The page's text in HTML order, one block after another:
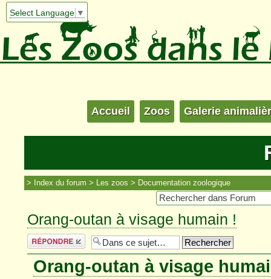
Select Language ▼
Accueil Zoos Galerie
Index du forum Les zoos Documentation zoologique
Orang-outan à visage humain !
Répondre
Orang-outan à visage